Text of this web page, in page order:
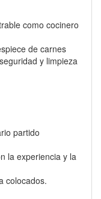
como cocinero
de carnes
y limpieza
partido
la experiencia y la
colocados.